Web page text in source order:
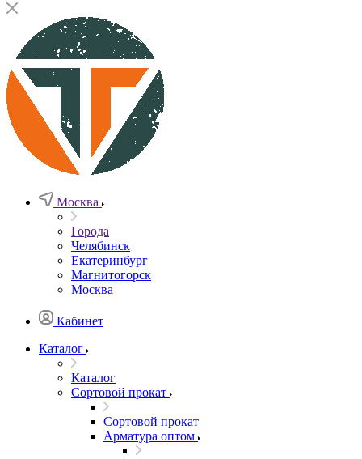
Москва
Города
Челябинск
Екатеринбург
Магнитогорск
Москва
Кабинет
Каталог
Каталог
Сортовой прокат
Сортовой прокат
Арматура оптом